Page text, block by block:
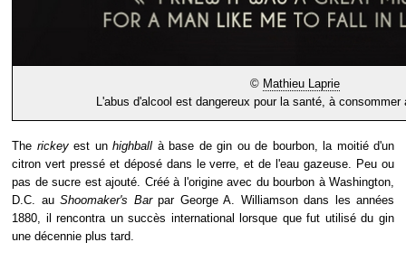
© Mathieu Laprie
L'abus d'alcool est dangereux pour la santé, à
The rickeyest un highball à base de gin ou de bourbon, la moitié d'un
citron vert pressé et déposé dans le verre, et de l'eau gazeuse. Peu ou
pas de sucre est ajouté. Créé à l'origine avec du bourbon à Washington,
D.C. au Shoomaker's Barpar George A. Williamson dans les années
1880, il rencontra un succès international lorsque que fut utilisé du gin
une décennie plus tard.